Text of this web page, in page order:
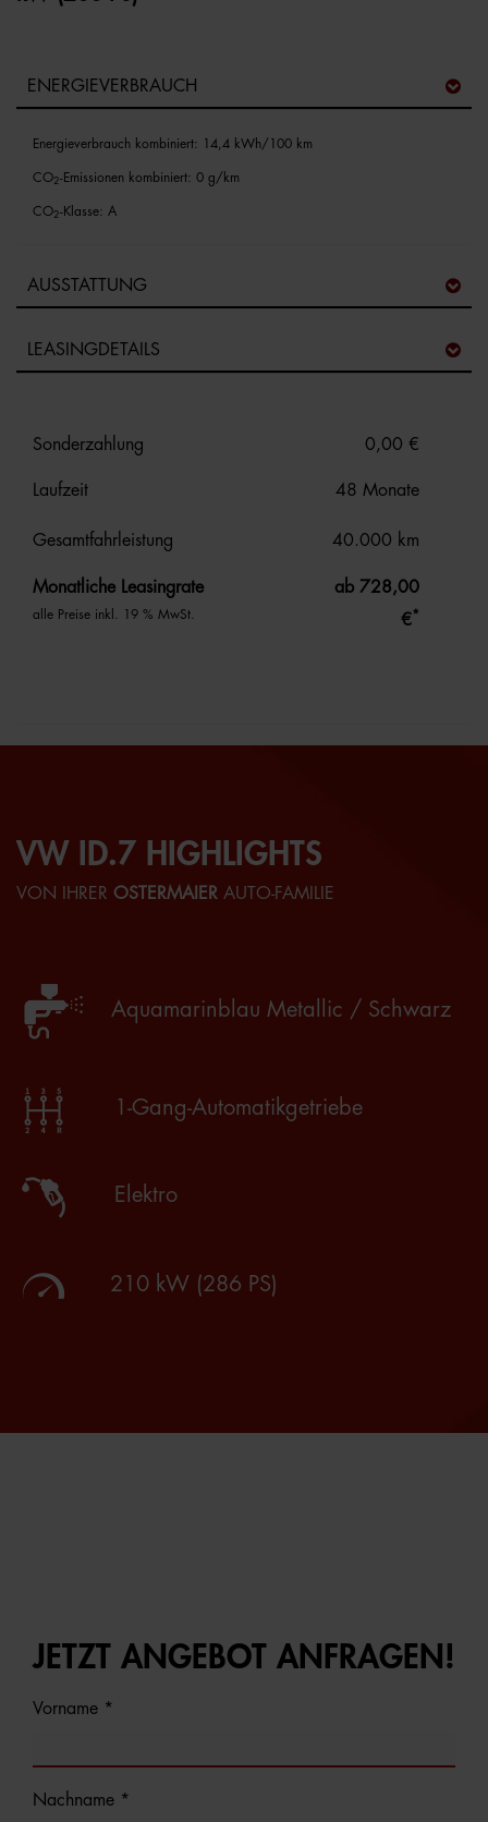
ENERGIEVERBRAUCH
Energieverbrauch kombiniert: 14,4 kWh/100 km
CO2-Emissionen kombiniert: 0 g/km
CO2-Klasse: A
AUSSTATTUNG
LEASINGDETAILS
Sonderzahlung 0,00 €
Laufzeit 48 Monate
Gesamtfahrleistung 40.000 km
Monatliche Leasingrate
alle Preise inkl. 19 % MwSt.
ab 728,00
€*
VW ID.7 HIGHLIGHTS
VON IHRER OSTERMAIER AUTO-FAMILIE
Aquamarinblau Metallic / Schwarz
1-Gang-Automatikgetriebe
Elektro
210 kW (286 PS)
JETZT ANGEBOT ANFRAGEN!
Vorname *
Nachname *